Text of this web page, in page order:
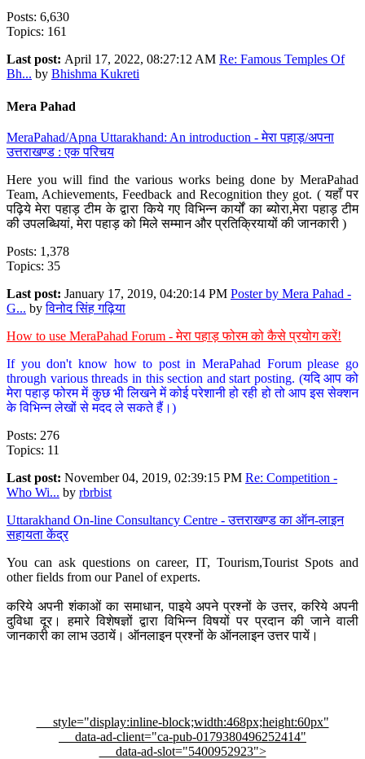
Posts: 6,630
Topics: 161
Last post: April 17, 2022, 08:27:12 AM Re: Famous Temples Of
Bh... by Bhishma Kukreti
Mera Pahad
MeraPahad/Apna Uttarakhand: An introduction - मेरा पहाड़/अपना
उत्तराखण्ड : एक परिचय
Here you will find the various works being done by MeraPahad
Team, Achievements, Feedback and Recognition they got. ( यहाँ पर
पढ़िये मेरा पहाड़ टीम के द्वारा किये गए विभिन्न कार्यों का ब्योरा,मेरा पहाड़ टीम
की उपलब्धियां, मेरा पहाड़ को मिले सम्मान और प्रतिक्रियायों की जानकारी )
Posts: 1,378
Topics: 35
Last post: January 17, 2019, 04:20:14 PM Poster by Mera Pahad -
G... byविनोद सिंह गढ़िया
How to use MeraPahad Forum - मेरा पहाड़ फोरम को कैसे प्रयोग करें!
If you don't know how to post in MeraPahad Forum please go
through various threads in this section and start posting. (यदि आप को
मेरा पहाड़ फोरम में कुछ भी लिखने में कोई परेशानी हो रही हो तो आप इस सेक्शन
के विभिन्न लेखों से मदद ले सकते हैं।)
Posts: 276
Topics: 11
Last post: November 04, 2019, 02:39:15 PM Re: Competition -
Who Wi... by rbrbist
Uttarakhand On-line Consultancy Centre - उत्तराखण्ड का ऑन-लाइन
सहायता केंद्र
You can ask questions on career, IT, Tourism,Tourist Spots and
other fields from our Panel of experts.
करिये अपनी शंकाओं का समाधान, पाइये अपने प्रश्नों के उत्तर, करिये अपनी
दुविधा दूर। हमारे विशेषज्ञों द्वारा विभिन्न विषयों पर प्रदान की जाने वाली
जानकारी का लाभ उठायें। ऑनलाइन प्रश्नों के ऑनलाइन उत्तर पायें।
style="display:inline-block;width:468px;height:60px"
data-ad-client="ca-pub-0179380496252414"
data-ad-slot="5400952923">